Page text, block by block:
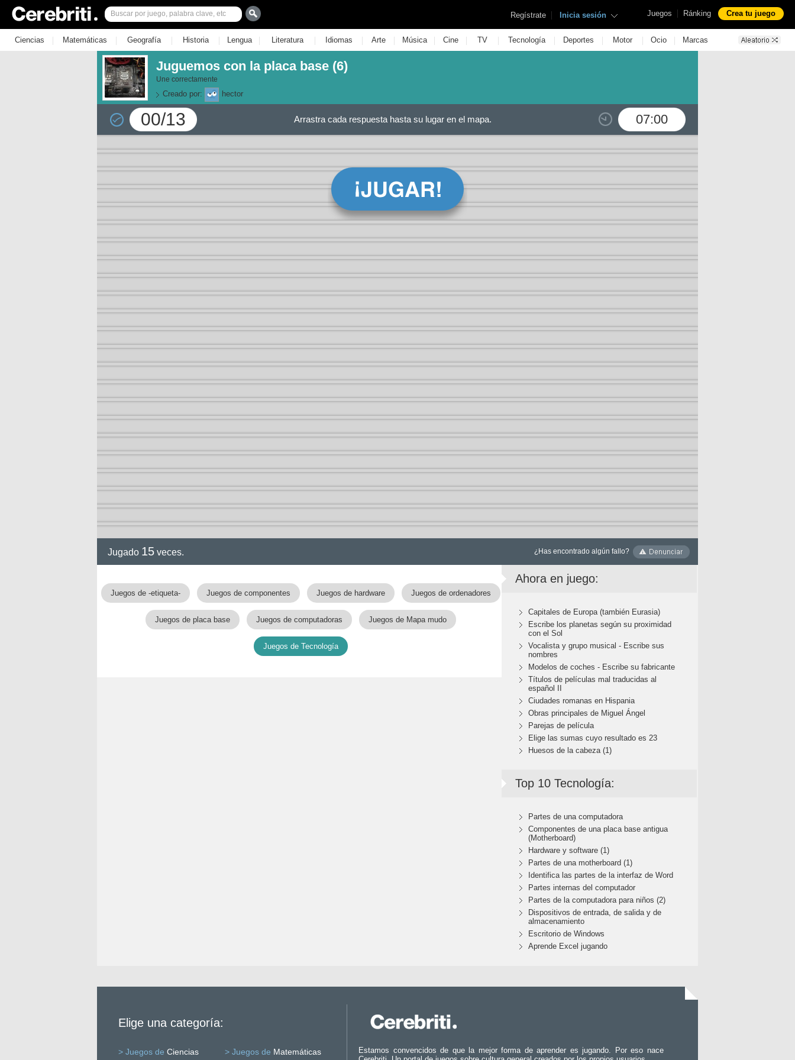
Juegos | Ránking Crea tu juego
Regístrate | Inicia sesión
Ciencias | Matemáticas | Geografía | Historia | Lengua | Literatura | Idiomas | Arte | Música | Cine | TV | Tecnología | Deportes | Motor | Ocio | Marcas
Juguemos con la placa base (6)
Une correctamente
Creado por: hector
00/13 07:00
Arrastra cada respuesta hasta su lugar en el mapa.
Jugado 15 veces. ¿Has encontrado algún fallo?
Juegos de -etiqueta- Juegos de componentes Juegos de hardware Juegos de ordenadores
Juegos de placa base Juegos de computadoras Juegos de Mapa mudo
Juegos de Tecnología
Ahora en juego:
Capitales de Europa (también Eurasia)
Escribe los planetas según su proximidad
con el Sol
Vocalista y grupo musical - Escribe sus
nombres
Modelos de coches - Escribe su fabricante
Títulos de películas mal traducidas al
español II
Ciudades romanas en Hispania
Obras principales de Miguel Ángel
Parejas de película
Elige las sumas cuyo resultado es 23
Huesos de la cabeza (1)
Top 10 Tecnología:
Partes de una computadora
Componentes de una placa base antigua
(Motherboard)
Hardware y software (1)
Partes de una motherboard (1)
Identifica las partes de la interfaz de Word
Partes internas del computador
Partes de la computadora para niños (2)
Dispositivos de entrada, de salida y de
almacenamiento
Escritorio de Windows
Aprende Excel jugando
Elige una categoría:
> Juegos de Ciencias > Juegos de Matemáticas
Estamos convencidos de que la mejor forma de aprender es jugando. Por eso nace